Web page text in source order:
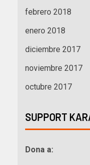
febrero 2018
enero 2018
diciembre 2017
noviembre 2017
octubre 2017
SUPPORT
Dona a: